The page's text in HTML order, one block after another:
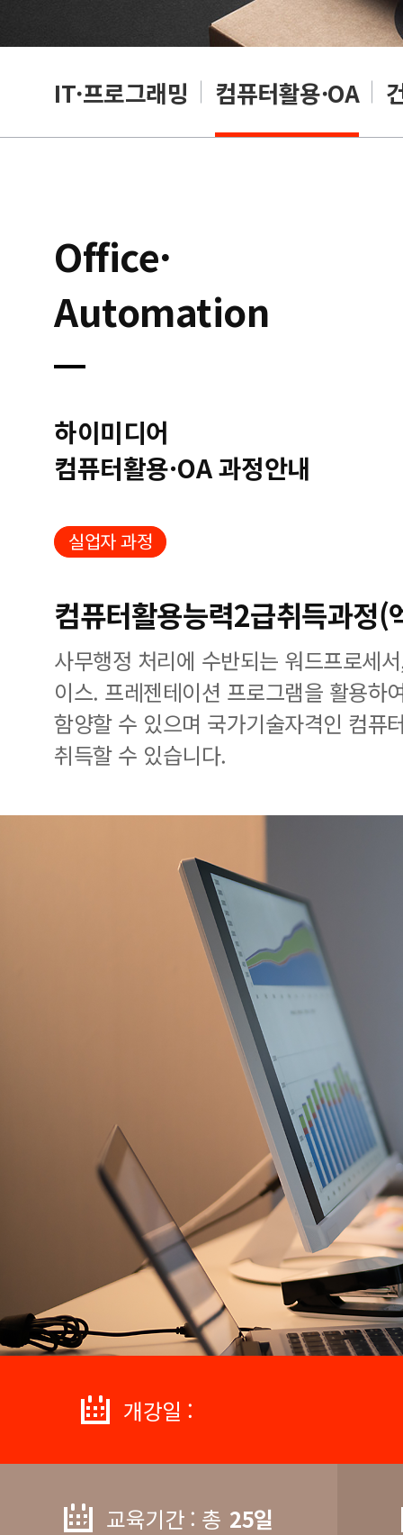
IT·프로그래밍 컴퓨터활용·OA
Office·
Automation
하이미디어
컴퓨터활용·OA 과정안내
실업자 과정
컴퓨터활용능력2급취득과정(
사무행정 처리에 수반되는 워드프로세
이스. 프레젠테이션 프로그램을 활용하
함양할 수 있으며 국가기술자격인 컴퓨
취득할 수 있습니다.
개강일 :
교육기간 : 총 25일